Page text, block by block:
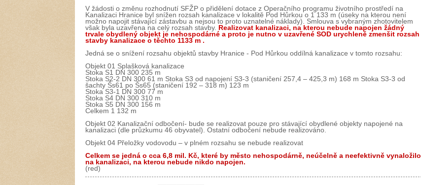
V žádosti o změnu rozhodnutí SFŽP o přidělení dotace z Operačního programu životního prostředí na
Kanalizaci Hranice byl snížen rozsah kanalizace v lokalitě Pod Hůrkou o 1 133 m (úseky na kterou není
možno napojit stávající zástavbu a nejsou to proto uznatelné náklady). Smlouva s vybraným zhotovitelem
však byla uzavřena na celý rozsah stavby.
Realizovat kanalizaci, na kterou nebude napojen žádný
trvale obydlený objekt je nehospodárné a proto je nutno v uzavřené SOD urychleně zmenšit rozsah
stavby kanalizace o těchto 1133 m .
Jedná se o snížení rozsahu objektů stavby Hranice - Pod Hůrkou oddílná kanalizace v tomto rozsahu:
Objekt 01 Splašková kanalizace
Stoka S1 DN 300 235 m
Stoka S2-2 DN 300 61 m Stoka S3 od napojení S3-3 (staničení 257,4 – 425,3 m) 168 m Stoka S3-3 od
šachty Šs61 po Šs65 (staničení 192 – 318 m) 123 m
Stoka S3-1 DN 300 77 m
Stoka S4 DN 300 310 m
Stoka S5 DN 300 156 m
Celkem 1 132 m
Objekt 02 Kanalizační odbočení- bude se realizovat pouze pro stávající obydlené objekty napojené na
kanalizaci (dle průzkumu 46 obyvatel). Ostatní odbočení nebude realizováno.
Objekt 04 Přeložky vodovodu – v plném rozsahu se nebude realizovat
Celkem se jedná o cca 6,8 mil. Kč, které by město nehospodárně, neúčelně a neefektivně vynaložilo
na kanalizaci, na kterou nebude nikdo napojen.
(red)